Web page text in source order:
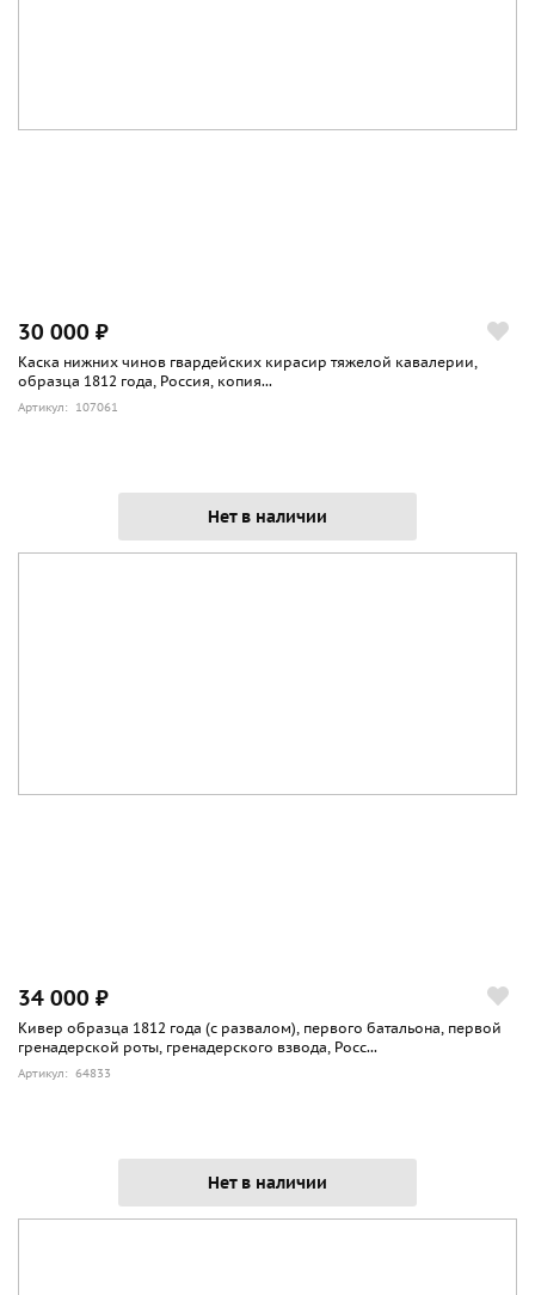
30 000 ₽
Каска нижних чинов гвардейских кирасир тяжелой кавалерии,
образца 1812 года, Россия, копия...
Артикул: 107061
Нет в наличии
34 000 ₽
Кивер образца 1812 года (с развалом), первого батальона, первой
гренадерской роты, гренадерского взвода, Росс...
Артикул: 64833
Нет в наличии